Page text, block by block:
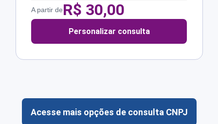
A partir deR$ 30,00
Personalizar consulta
Acesse mais opções de consulta CNPJ